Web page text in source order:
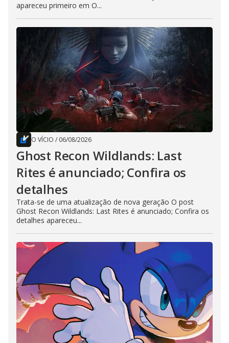
apareceu primeiro em O...
O VÍCIO / 06/08/2026
Ghost Recon Wildlands: Last
Rites é anunciado; Confira os
detalhes
Trata-se de uma atualização de nova geração O post
Ghost Recon Wildlands: Last Rites é anunciado; Confira os
detalhes apareceu...